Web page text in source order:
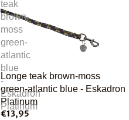
teak
brown-
moss
green-
atlantic
blue
-
Eskadron
Platinum
Longe teak brown-moss
green-atlantic blue - Eskadron
Platinum
€13,95